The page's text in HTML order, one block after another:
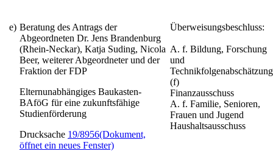
e) Beratung des Antrags der
Abgeordneten Dr. Jens Brandenburg
(Rhein-Neckar), Katja Suding, Nicola
Beer, weiterer Abgeordneter und der
Fraktion der FDP
Elternunabhängiges Baukasten-
BAföG für eine zukunftsfähige
Studienförderung
Drucksache 19/8956(Dokument,
öffnet ein neues Fenster)
Überweisungsbeschluss:
A. f. Bildung, Forschung
und
Technikfolgenabschätzung
(f)
Finanzausschuss
A. f. Familie, Senioren,
Frauen und Jugend
Haushaltsausschuss